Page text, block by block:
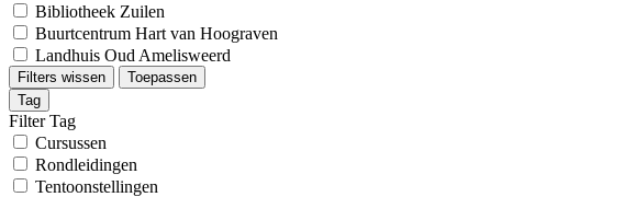
Bibliotheek Zuilen
Buurtcentrum Hart van Hoograven
Landhuis Oud Amelisweerd
Filters wissen
Toepassen
Tag
Filter Tag
Cursussen
Rondleidingen
Tentoonstellingen